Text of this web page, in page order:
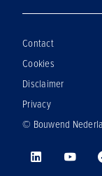
Contact
Cookies
Disclaimer
Privacy
© Bouwend